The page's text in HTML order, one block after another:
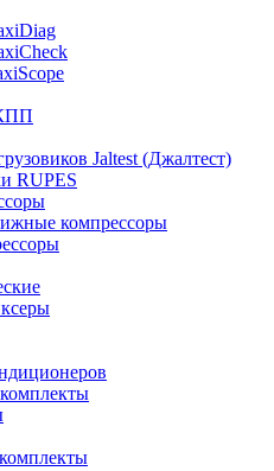
Jaltest (Джалтест)
RUPES
компрессоры